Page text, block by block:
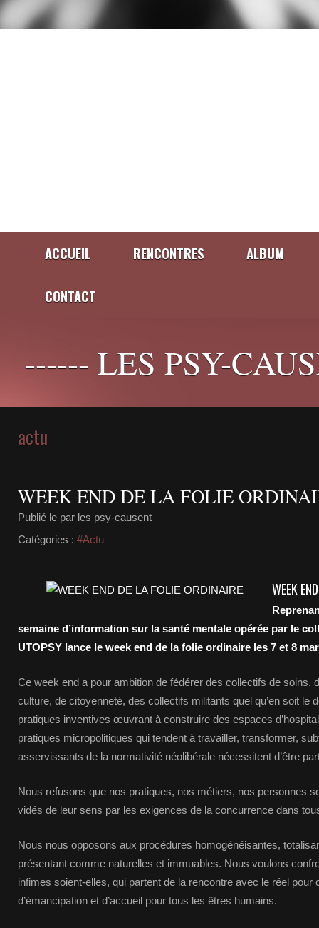
ACCUEIL RENCONTRES ALBUM
CONTACT
------ LES PSY-
actu
WEEK END DE LA FOLIE
Publié le par les psy-causent
Catégories : #Actu
WEEK
semaine d’information sur la santé mentale opérée par le
UTOPSY lance le week end de la folie ordinaire les 7 et 8
Ce week end a pour ambition de fédérer des collectifs de soins,
culture, de citoyenneté, des collectifs militants quel qu’en soit le
pratiques inventives œuvrant à construire des espaces
pratiques micropolitiques qui tendent à travailler, transformer,
asservissants de la normativité néolibérale nécessitent d’être
Nous refusons que nos pratiques, nos métiers, nos personnes
vidés de leur sens par les exigences de la concurrence dans
Nous nous opposons aux procédures homogénéisantes,
présentant comme naturelles et immuables. Nous voulons
infimes soient-elles, qui partent de la rencontre avec le réel pour
d’émancipation et d’accueil pour tous les êtres humains.